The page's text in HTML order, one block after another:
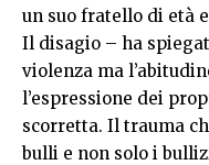
un suo fratello di età
Il disagio – ha
violenza ma
l’espressione dei
scorretta. Il trauma
bulli e non solo i